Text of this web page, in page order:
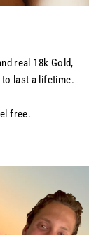
real 18k Gold,
last a lifetime.
free.